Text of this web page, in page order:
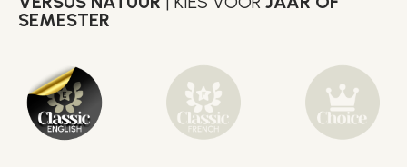
SEMESTER